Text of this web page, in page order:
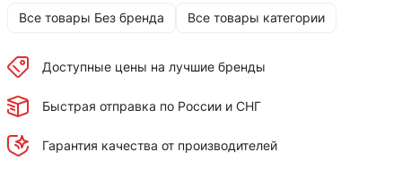
Все товары Без бренда Все товары категории
Доступные цены на лучшие бренды
Быстрая отправка по России и СНГ
Гарантия качества от производителей